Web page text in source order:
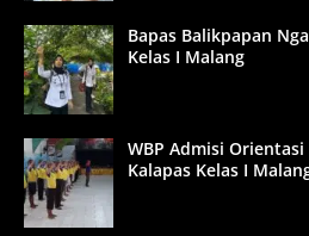
Bapas Balikpapan
Kelas I Malang
WBP Admisi
Kalapas Kelas I